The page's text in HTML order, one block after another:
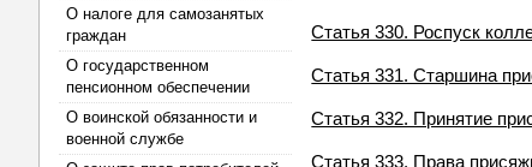
О налоге для самозанятых
граждан
О государственном
пенсионном обеспечении
О воинской обязанности и
военной службе
Статья 330. Роспуск
Статья 331. Старшина
Статья 332. Принятие
Статья 333. Права